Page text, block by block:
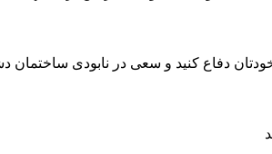
دفاع کنید و سعی در نابودی ساختمان